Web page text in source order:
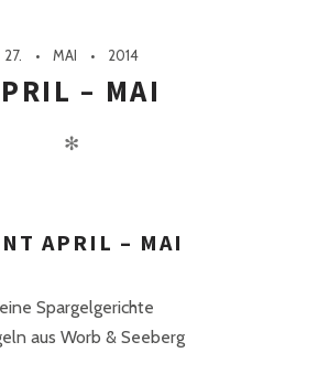
27. MAI 2014
– MAI
✻
APRIL – MAI
Spargelgerichte
aus Worb & Seeberg